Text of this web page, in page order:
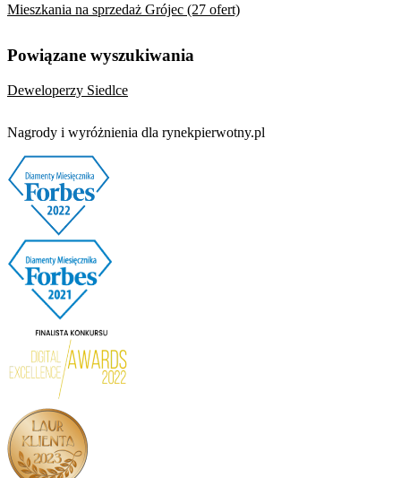
Mieszkania na sprzedaż Grójec (27 ofert)
Powiązane wyszukiwania
Deweloperzy Siedlce
Nagrody i wyróżnienia dla rynekpierwotny.pl